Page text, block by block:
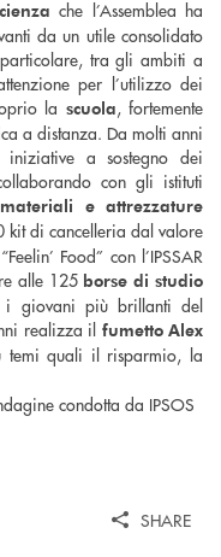
che l’Assemblea ha
da un utile consolidato
tra gli ambiti a
per l’utilizzo dei
la scuola, fortemente
a distanza. Da molti anni
iniziative a sostegno dei
con gli istituti
materiali e attrezzature
di cancelleria dal valore
Food” con l’IPSSAR
alle 125 borse di studio
giovani più brillanti del
realizza il fumetto Alex
quali il risparmio, la
condotta da IPSOS
SHARE